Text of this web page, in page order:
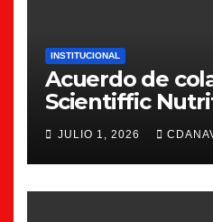
INSTITUCIONAL
Acuerdo de
Scientiffic
JULIO 1, 2026